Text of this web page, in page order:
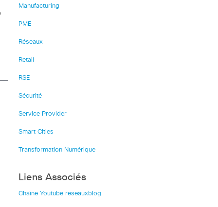
Manufacturing
PME
Réseaux
Retail
RSE
Sécurité
Service Provider
Smart Cities
Transformation Numérique
Liens Associés
Chaîne Youtube reseauxblog